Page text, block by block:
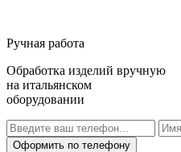
Ручная работа
Обработка изделий вручную
на итальянском
оборудовании
Оформить по телефону